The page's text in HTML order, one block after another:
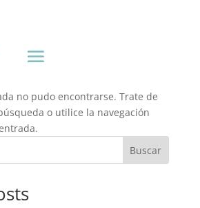
no pudo encontrarse. Trate de
o utilice la navegación
Buscar